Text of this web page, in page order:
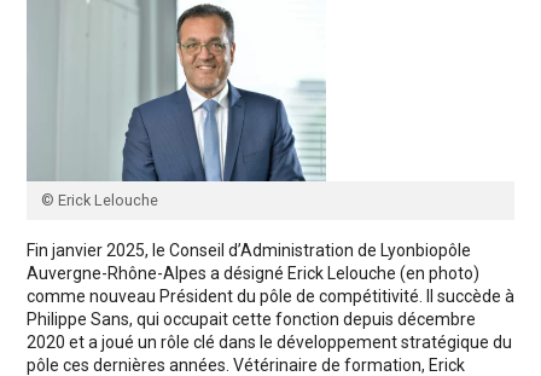
© Erick Lelouche
Fin janvier 2025, le Conseil d’Administration de Lyonbiopôle
Auvergne-Rhône-Alpes a désigné Erick Lelouche (en photo)
comme nouveau Président du pôle de compétitivité. Il succède à
Philippe Sans, qui occupait cette fonction depuis décembre
2020 et a joué un rôle clé dans le développement stratégique du
pôle ces dernières années. Vétérinaire de formation, Erick